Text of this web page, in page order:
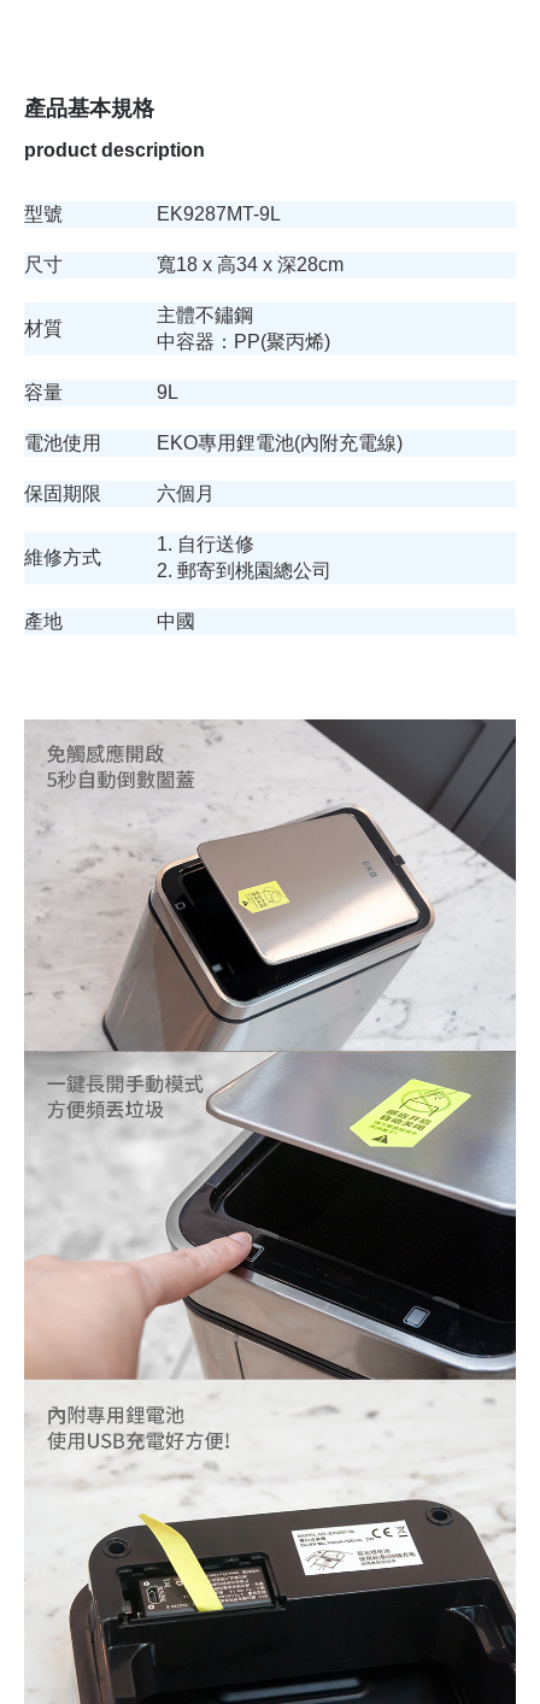
產品基本規格
product description
型號 EK9287MT-9L
尺寸 寬18 x 高34 x 深28cm
材質
主體不鏽鋼
中容器：PP(聚丙烯)
容量 9L
電池使用 EKO專用鋰電池(內附充電線)
保固期限 六個月
維修方式
1. 自行送修
2. 郵寄到桃園總公司
產地 中國